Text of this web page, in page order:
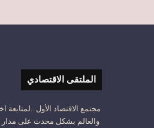
الملتقى الاقتصادي
مجتمع الاقتصاد الأول ..لمتابعة
والعالم بشكل محدث على مدار